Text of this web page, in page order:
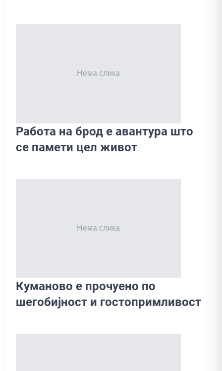
Работа на брод е авантура што
се памети цел живот
Куманово е прочуено по
шегобијност и гостопримливост